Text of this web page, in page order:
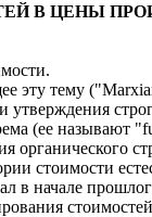
В ЦЕНЫ
эту тему
утверждения
(ее называют
стоимости
в начале